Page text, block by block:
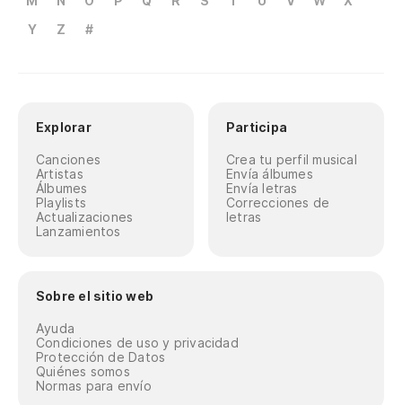
Y
Z #
Explorar
Canciones
Artistas
Álbumes
Playlists
Actualizaciones
Lanzamientos
Participa
Crea tu perfil musical
Envía álbumes
Envía letras
Correcciones de
letras
Sobre el sitio web
Ayuda
Condiciones de uso y privacidad
Protección de Datos
Quiénes somos
Normas para envío